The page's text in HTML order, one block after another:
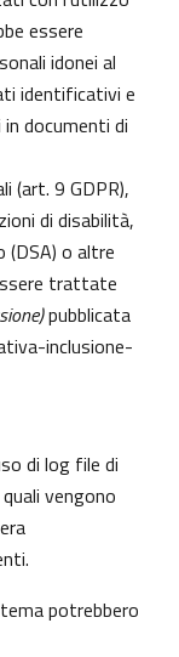
essere
idonei al
identificativi e
documenti di
(art. 9 GDPR),
di disabilità,
(DSA) o altre
trattate
pubblicata
inclusione-
di log file di
vengono
potrebbero